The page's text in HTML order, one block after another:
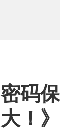
密码
大！》